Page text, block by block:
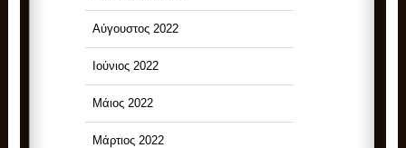
Αύγουστος 2022
Ιούνιος 2022
Μάιος 2022
Μάρτιος 2022